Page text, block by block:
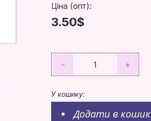
Ціна (опт):
3.50$
- +
У кошику:
Додати в кошик